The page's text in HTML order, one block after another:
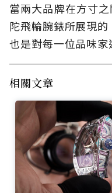
當兩大品牌在方寸
陀飛輪腕錶所展現的
也是對每一位品味家
相關文章